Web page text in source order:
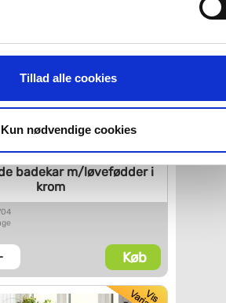
vores hjemmeside benytter.
cookies, så giver du samtykke til de
med de pågældende cookies. Du har
tid er det ligeledes muligt, at
måtte ønske det.
hvordan vi behandler dine
at klikke
Tillad alle cookies
Kun nødvendige cookies
Elisabeth 175
badekarm/løvefødder i
krom
Køb